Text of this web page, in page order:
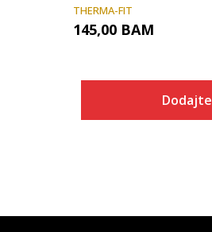
THERMA-FIT
145,00 BAM